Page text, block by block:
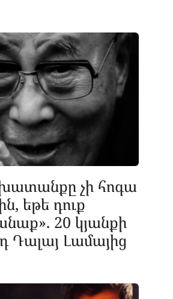
չի հոգա
եթե դուք
20 կյանքի
Դալայ Լամայից